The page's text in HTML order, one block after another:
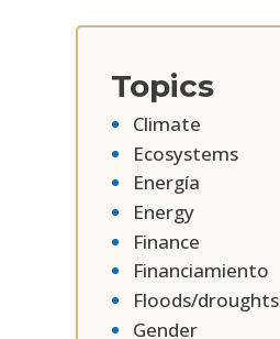
Topics
Climate
Ecosystems
Energía
Energy
Finance
Financiamiento
Floods/droughts
Gender